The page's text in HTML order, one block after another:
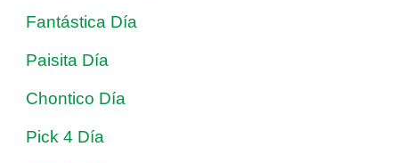
Fantástica Día
Paisita Día
Chontico Día
Pick 4 Día